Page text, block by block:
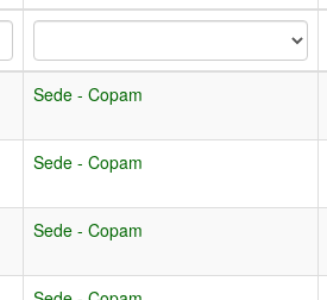
Sede - Copam
Sede - Copam
Sede - Copam